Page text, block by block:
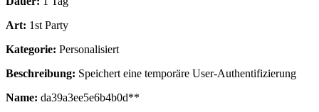
Art: 1st Party
Kategorie: Personalisiert
Beschreibung: Speichert eine temporäre User-Authentifizierung
Name: da39a3ee5e6b4b0d**